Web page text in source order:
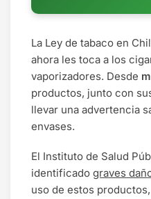
La Ley de tabaco en
ahora les toca a los
vaporizadores. Desde
productos, junto con
llevar una advertencia
envases.
El Instituto de Salud
identificado graves
uso de estos